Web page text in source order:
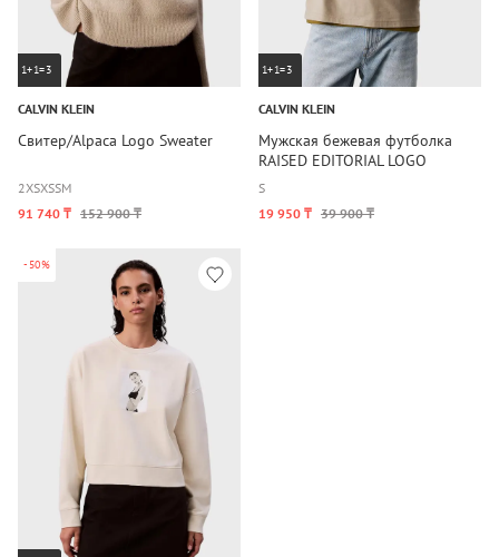
1+1=3
CALVIN KLEIN
Свитер/Alpaca Logo Sweater
2XSXSSM
91 740 ₸ 152 900 ₸
1+1=3
CALVIN KLEIN
Мужская бежевая футболка
RAISED EDITORIAL LOGO
S
19 950 ₸ 39 900 ₸
-50%